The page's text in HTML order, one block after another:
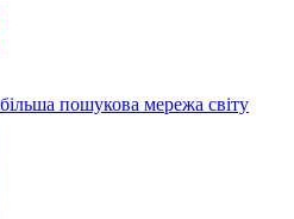
пошукова мережа світу